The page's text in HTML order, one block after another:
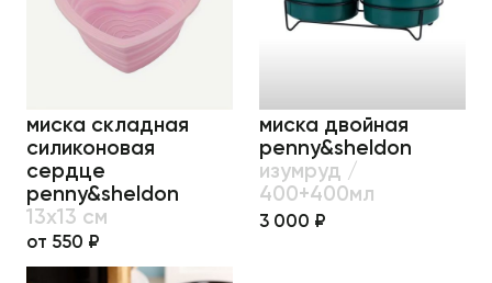
миска складная
силиконовая
сердце
penny&sheldon
13х13 см
от 550 ₽
миска двойная
penny&sheldon
изумруд /
400+400мл
3 000 ₽